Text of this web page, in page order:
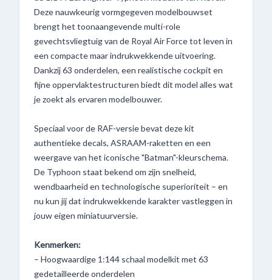
Deze nauwkeurig vormgegeven modelbouwset
brengt het toonaangevende multi-role
gevechtsvliegtuig van de Royal Air Force tot leven in
een compacte maar indrukwekkende uitvoering.
Dankzij 63 onderdelen, een realistische cockpit en
fijne oppervlaktestructuren biedt dit model alles wat
je zoekt als ervaren modelbouwer.
Speciaal voor de RAF-versie bevat deze kit
authentieke decals, ASRAAM-raketten en een
weergave van het iconische "Batman"-kleurschema.
De Typhoon staat bekend om zijn snelheid,
wendbaarheid en technologische superioriteit – en
nu kun jij dat indrukwekkende karakter vastleggen in
jouw eigen miniatuurversie.
Kenmerken:
– Hoogwaardige 1:144 schaal modelkit met 63
gedetailleerde onderdelen